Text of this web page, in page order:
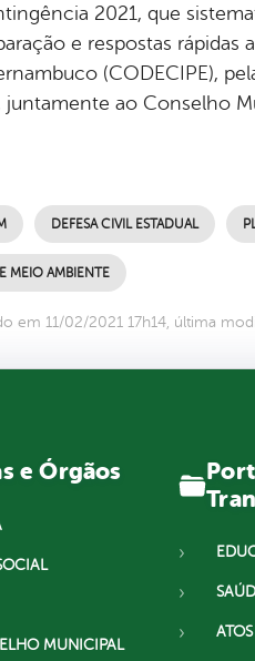
2021, que
e respostas
(CODECIPE),
juntamente ao Conselho
DEFESA CIVIL ESTADUAL
MEIO AMBIENTE
em 11/02/2021 17h14, última
e Órgãos
MUNICIPAL